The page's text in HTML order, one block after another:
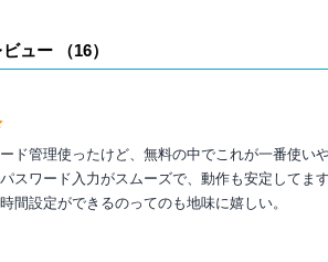
ュー （16）
ド管理使ったけど、無料の中でこれが一番使いや
スワード入力がスムーズで、動作も安定してま
間設定ができるのってのも地味に嬉しい。